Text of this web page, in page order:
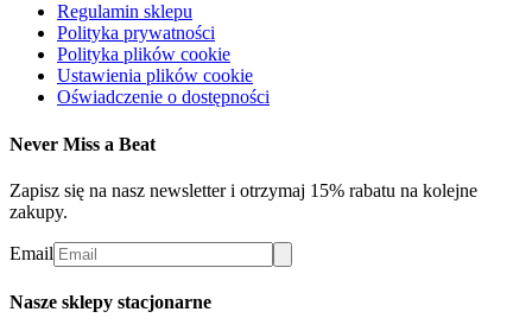
Regulamin sklepu
Polityka prywatności
Polityka plików cookie
Ustawienia plików cookie
Oświadczenie o dostępności
Never Miss a Beat
Zapisz się na nasz newsletter i otrzymaj 15% rabatu na kolejne
zakupy.
Email
Nasze sklepy stacjonarne